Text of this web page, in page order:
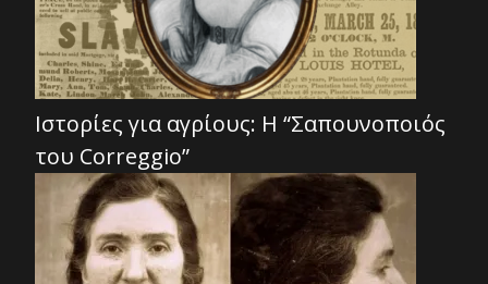
Ιστορίες για αγρίους: Η “Σαπουνοποιός
του Correggio”